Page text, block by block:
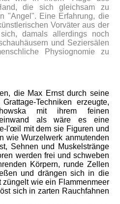
die sich gleichsam zu
"Angel". Eine Erfahrung, die
Vorväter aus der
damals allerdings noch
und Seziersälen
Physiognomie zu
die Max Ernst durch seine
Techniken erzeugte,
mit ihrem feinen
als wäre es eine
l'œil mit dem sie Figuren und
wie Wurzelwerk anmutenden
Sehnen und Muskelstränge
werden frei und schweben
Körpern, runde Zellen
und drängen sich in die
wie ein Flammenmeer
sich in zarten Rauchfahnen